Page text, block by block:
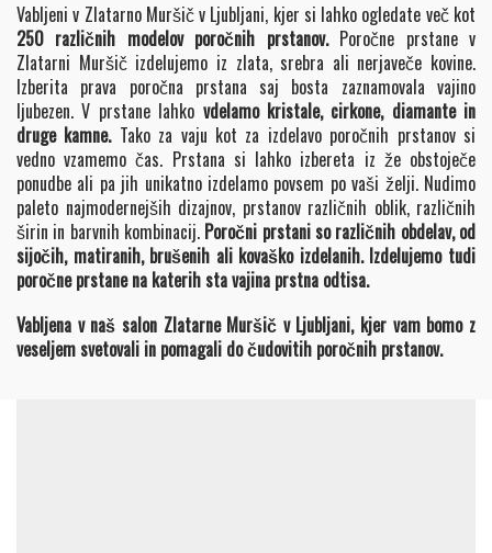
Vabljeni v Zlatarno Muršič v Ljubljani, kjer si lahko ogledate več kot
250 različnih modelov poročnih prstanov.Poročne prstane v
Zlatarni Muršič izdelujemo iz zlata, srebra ali nerjaveče kovine.
Izberita prava poročna prstana saj bosta zaznamovala vajino
ljubezen. V prstane lahko vdelamo kristale, cirkone, diamante in
druge kamne.Tako za vaju kot za izdelavo poročnih prstanov si
vedno vzamemo čas. Prstana si lahko izbereta iz že obstoječe
ponudbe ali pa jih unikatno izdelamo povsem po vaši želji. Nudimo
paleto najmodernejših dizajnov, prstanov različnih oblik, različnih
širin in barvnih kombinacij. Poročni prstani so različnih obdelav, od
sijočih, matiranih, brušenih ali kovaško izdelanih. Izdelujemo tudi
poročneprstane na katerih sta vajina prstna odtisa.
Vabljena v naš salon Zlatarne Muršič v Ljubljani, kjer vam bomo z
veseljem svetovali in pomagali do čudovitih poročnih prstanov.